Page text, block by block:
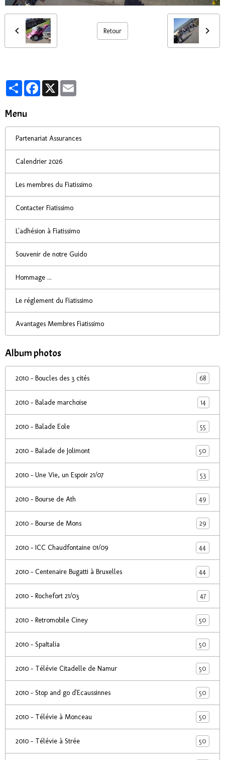
Retour
PartagerFacebook
X
Menu
Partenariat Assurances
Calendrier 2026
Les membres du Fiatissimo
Contacter Fiatissimo
L'adhésion à Fiatissimo
Souvenir de notre Guido
Hommage ...
Le réglement du Fiatissimo
Avantages Membres Fiatissimo
Album photos
2010 - Boucles des 3 cités 68
2010 - Balade marchoise 14
2010 - Balade Eole 55
2010 - Balade de Jolimont 50
2010 - Une Vie, un Espoir 21/07 53
2010 - Bourse de Ath 49
2010 - Bourse de Mons 29
2010 - ICC Chaudfontaine 01/09 44
2010 - Centenaire Bugatti à Bruxelles 44
2010 - Rochefort 21/03 47
2010 - Retromobile Ciney 50
2010 - SpaItalia 50
2010 - Télévie Citadelle de Namur 50
2010 - Stop and go d'Ecaussinnes 50
2010 - Télévie à Monceau 50
2010 - Télévie à Strée 50